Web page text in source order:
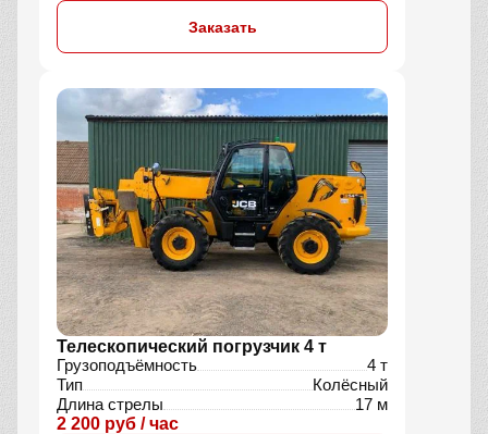
Заказать
Телескопический погрузчик 4 т
Грузоподъёмность
4 т
Тип
Колёсный
Длина стрелы
17 м
2 200 руб / час